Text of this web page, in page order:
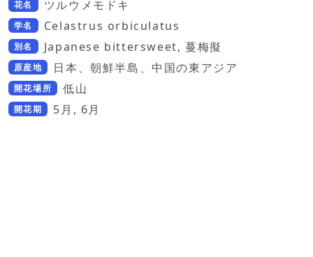
花名 ツルウメモドキ
学名 Celastrus orbiculatus
別名 Japanese bittersweet, 蔓梅擬
原産地 日本、朝鮮半島、中国の東アジア
開花場所 低山
開花期 5月, 6月